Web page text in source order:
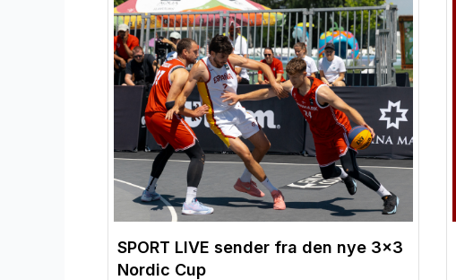
SPORT LIVE sender fra den nye 3×3
Nordic Cup